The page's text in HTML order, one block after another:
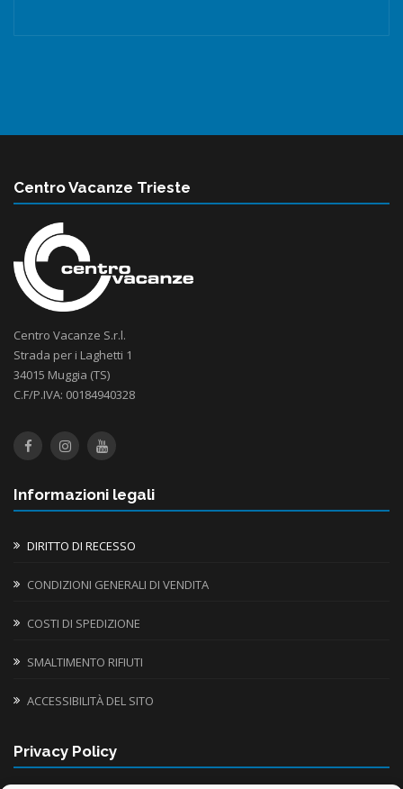
Centro Vacanze Trieste
Centro Vacanze S.r.l.
Strada per i Laghetti 1
34015 Muggia (TS)
C.F/P.IVA: 00184940328
Informazioni legali
DIRITTO DI RECESSO
CONDIZIONI GENERALI DI VENDITA
COSTI DI SPEDIZIONE
SMALTIMENTO RIFIUTI
ACCESSIBILITÀ DEL SITO
Privacy Policy